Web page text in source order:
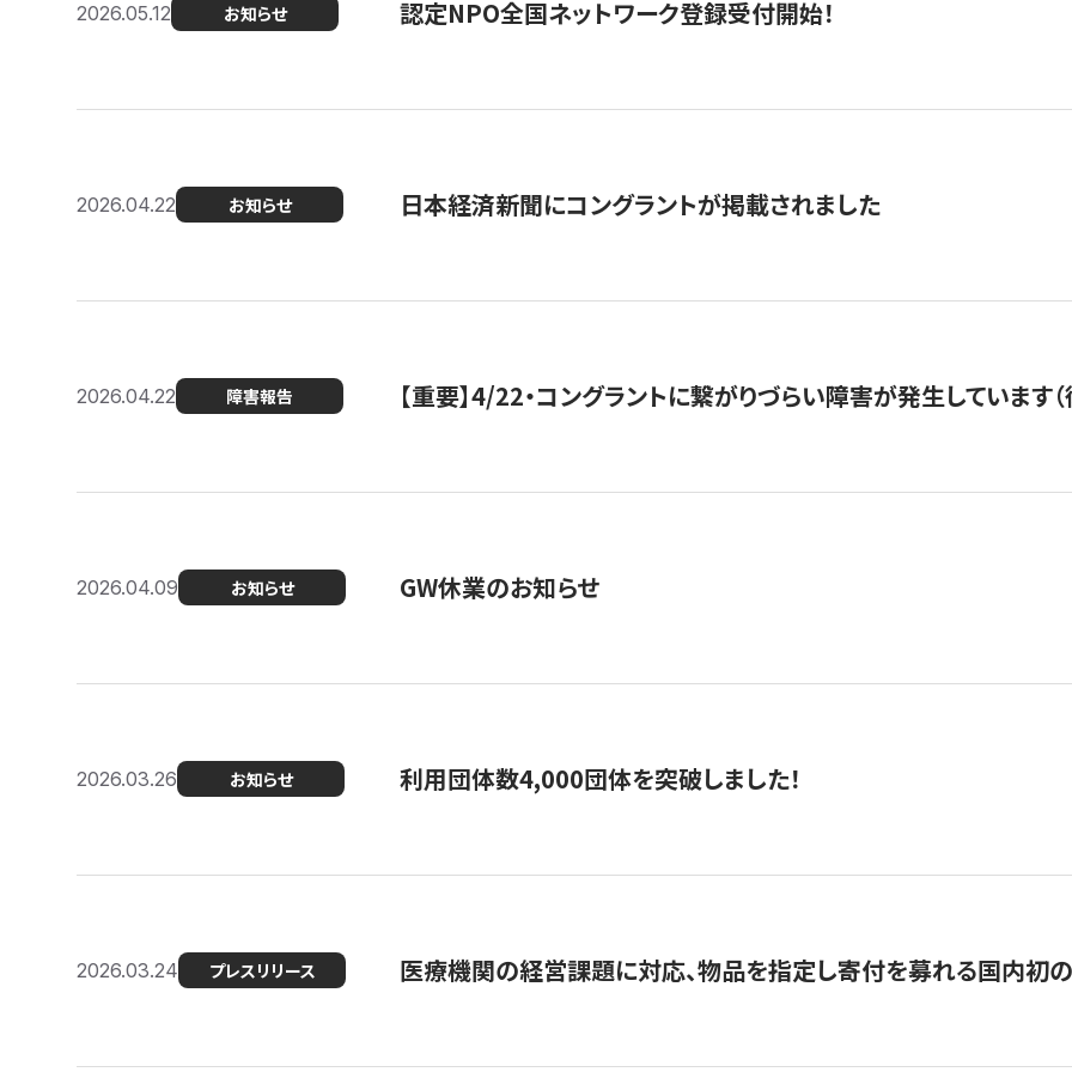
2026.05.12 お知らせ 認定NPO全国ネットワーク登録受付開始！
2026.04.22 お知らせ 日本経済新聞にコングラントが掲載されました
2026.04.22 障害報告 【重要】4/22・コングラントに繋がりづらい障害が発生しています（
2026.04.09 お知らせ GW休業のお知らせ
2026.03.26 お知らせ 利用団体数4,000団体を突破しました！
2026.03.24 プレスリリース 医療機関の経営課題に対応、物品を指定し寄付を募れる国内初の